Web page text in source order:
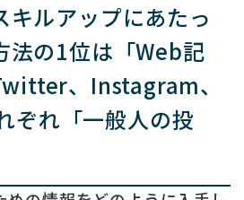
キルアップにあたっ
法の1位は「Web記
、Instagram、
ぞれ「一般人の投